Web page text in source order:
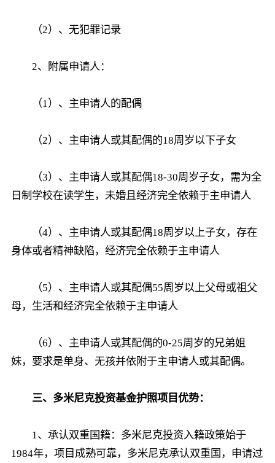
（2）、无犯罪记录
2、附属申请人：
（1）、主申请人的配偶
（2）、主申请人或其配偶的18周岁以下子女
（3）、主申请人或其配偶18-30周岁子女，需为全
日制学校在读学生，未婚且经济完全依赖于主申请人
（4）、主申请人或其配偶18周岁以上子女，存在
身体或者精神缺陷，经济完全依赖于主申请人
（5）、主申请人或其配偶55周岁以上父母或祖父
母，生活和经济完全依赖于主申请人
（6）、主申请人或其配偶的0-25周岁的兄弟姐
妹，要求是单身、无孩并依附于主申请人或其配偶。
三、多米尼克投资基金护照项目优势：
1、承认双重国籍：多米尼克投资入籍政策始于
1984年，项目成熟可靠，多米尼克承认双重国，申请过